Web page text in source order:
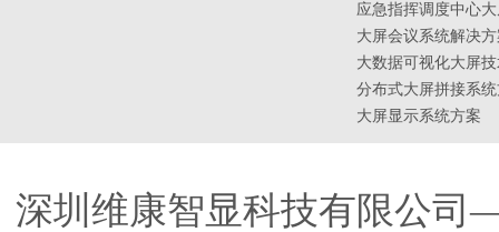
应急指挥调度中心
大屏会议系统解决
大数据可视化大屏
分布式大屏拼接系
大屏显示系统方案
深圳维康智显科技有限公